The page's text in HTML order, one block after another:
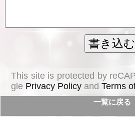
This site is protected by
gle Privacy Policy andTerms
一覧に戻る